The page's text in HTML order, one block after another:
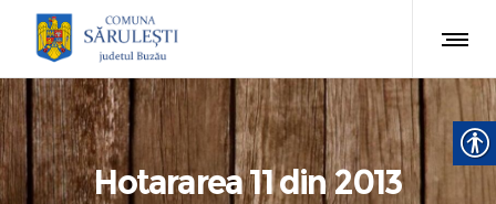
Hotararea 11 din 2013